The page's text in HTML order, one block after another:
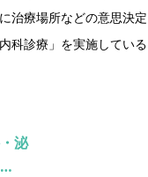
療場所などの意思決
診療」を実施してい
泌
…